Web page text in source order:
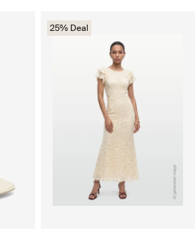
25% Deal